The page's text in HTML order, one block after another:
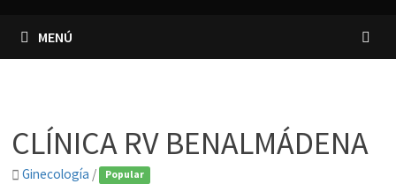
MENÚ
CLÍNICA RV BENALMÁDENA
Ginecología / Popular